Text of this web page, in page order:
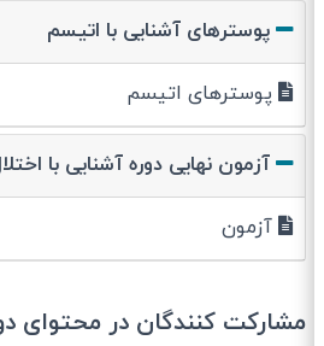
پوسترهای آشنایی با اتیسم
پوسترهای اتیسم
آزمون نهایی دوره آشنایی با
آزمون
مشارکت کنندگان در محتوای